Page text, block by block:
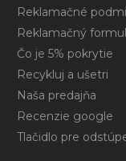
Reklamačné
Reklamačný
Čo je 5% pokrytie
Recykluj a ušetri
Naša predajňa
Recenzie google
Tlačidlo pre